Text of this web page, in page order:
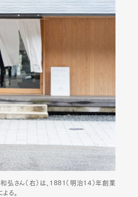
Official Columnist
さん（右）は、1881（明治14）年創業
る。